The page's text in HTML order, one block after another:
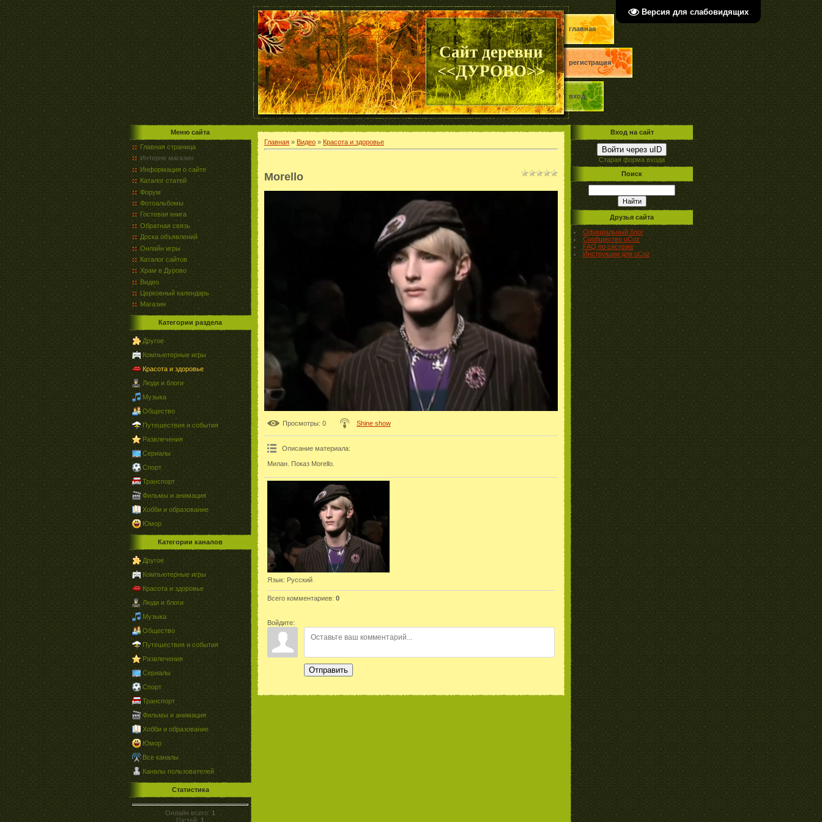
Версия для слабовидящих
главная
регистрация
вход
Сайт деревни
<<ДУРОВО>>
Меню сайта
Главная страница
Интерне магазин
Информация о сайте
Каталог статей
Форум
Фотоальбомы
Гостевая книга
Обратная связь
Доска объявлений
Онлайн игры
Каталог сайтов
Храм в Дурово
Видео
Церковный календарь
Магазин
Категории раздела
Другое
Компьютерные игры
Красота и здоровье
Люди и блоги
Музыка
Общество
Путешествия и события
Развлечения
Сериалы
Спорт
Транспорт
Фильмы и анимация
Хобби и образование
Юмор
Категории каналов
Другое
Компьютерные игры
Красота и здоровье
Люди и блоги
Музыка
Общество
Путешествия и события
Развлечения
Сериалы
Спорт
Транспорт
Фильмы и анимация
Хобби и образование
Юмор
Все каналы
Каналы пользователей
Статистика
Онлайн всего: 1
Гостей: 1
Главная » Видео » Красота и здоровье
Morello
Просмотры: 0 Shine show
Описание материала:
Милан. Показ Morello.
Язык: Русский
Всего комментариев: 0
Войдите:
Отправить
Вход на сайт
Войти через uID
Старая форма входа
Поиск
Друзья сайта
Официальный блог
Сообщество uCoz
FAQ по системе
Инструкции для uCoz